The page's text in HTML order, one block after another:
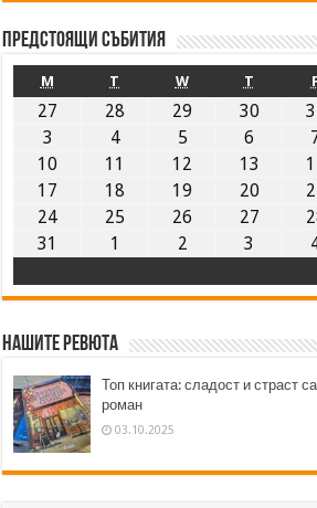
Предстоящи събития
M T W T
27 28 29 30
3
4 5 6
10
11 12 13
17
18 19 20
24
25 26 27
31
1 2 3
Нашите ревюта
Топ книгата: сладост и страст
роман
03.10.2025